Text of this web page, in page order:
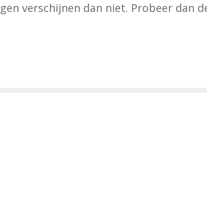
verschijnen dan niet. Probeer dan